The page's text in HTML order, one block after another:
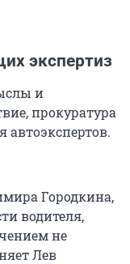
экспертиз
и
прокуратура
Городкина,
водителя,
не
Лев